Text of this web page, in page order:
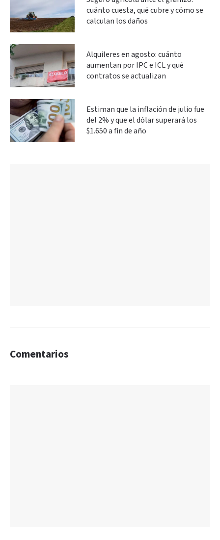
cuánto cuesta, qué cubre y cómo se
calculan los daños
Alquileres en agosto: cuánto
aumentan por IPC e ICL y qué
contratos se actualizan
Estiman que la inflación de julio fue
del 2% y que el dólar superará los
$1.650 a fin de año
Comentarios